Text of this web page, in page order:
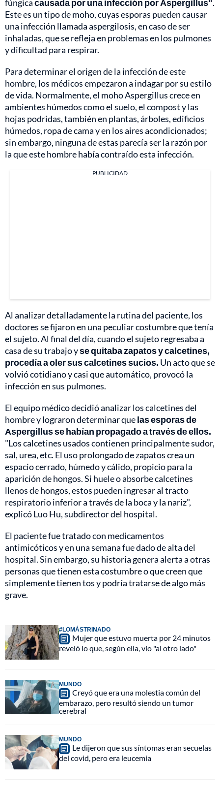
fúngicacausada por una infección por Aspergillus".
Este es un tipo de moho, cuyas esporas pueden causar
una infección llamada aspergilosis, en caso de ser
inhaladas, que se refleja en problemas en los pulmones
y dificultad para respirar.
Para determinar el origen de la infección de este
hombre, los médicos empezaron a indagar por su estilo
de vida. Normalmente, el moho Aspergillus crece en
ambientes húmedos como el suelo, el compost y las
hojas podridas, también en plantas, árboles, edificios
húmedos, ropa de cama y en los aires acondicionados;
sin embargo, ninguna de estas parecía ser la razón por
la que este hombre había contraído esta infección.
PUBLICIDAD
Al analizar detalladamente la rutina del paciente, los
doctores se fijaron en una peculiar costumbre que tenía
el sujeto. Al final del día, cuando el sujeto regresaba a
casa de su trabajo yse quitaba zapatos y calcetines,
procedía a oler sus calcetines sucios. Un acto que se
volvió cotidiano y casi que automático, provocó la
infección en sus pulmones.
El equipo médico decidió analizar los calcetines del
hombre y lograron determinar quelas esporas de
Aspergillus se habían propagado a través de ellos.
"Los calcetines usados ​​contienen principalmente sudor,
sal, urea, etc. El uso prolongado de zapatos crea un
espacio cerrado, húmedo y cálido, propicio para la
aparición de hongos. Si huele o absorbe calcetines
llenos de hongos, estos pueden ingresar al tracto
respiratorio inferior a través de la boca y la nariz",
explicó Luo Hu, subdirector del hospital.
El paciente fue tratado con medicamentos
antimicóticos y en una semana fue dado de alta del
hospital. Sin embargo, su historia genera alerta a otras
personas que tienen esta costumbre o que creen que
simplemente tienen tos y podría tratarse de algo más
grave.
#LOMÁSTRINADO
Mujer que estuvo muerta por 24 minutos
reveló lo que, según ella, vio "al otro lado"
MUNDO
Creyó que era una molestia común del
embarazo, pero resultó siendo un tumor
cerebral
MUNDO
Le dijeron que sus síntomas eran secuelas
del covid, pero era leucemia